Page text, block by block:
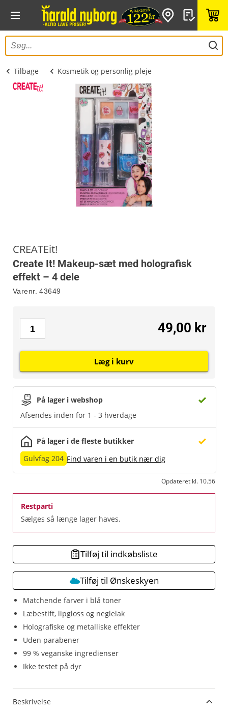
Tilbage Kosmetik og personlig pleje
CREATEit!
Create It! Makeup-sæt med holografisk
effekt – 4 dele
Varenr. 43649
Matchende farver i blå toner
Læbestift, lipgloss og neglelak
Holografiske og metalliske effekter
Uden parabener
99 % veganske ingredienser
Ikke testet på dyr
På lager i webshop
Afsendes inden for 1 - 3 hverdage
På lager i de fleste butikker
Gulvfag 204 Find varen i en butik nær dig
Opdateret kl. 10.56
Restparti
Sælges så længe lager haves.
49,00 kr
Læg i kurv
Tilføj til indkøbsliste
Tilføj til Ønskeskyen
Beskrivelse